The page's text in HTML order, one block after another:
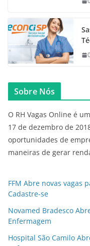
Sobre Nós
O RH Vagas Online é
17 de dezembro de
oportunidades de
maneiras de gerar
FFM Abre novas vagas
Cadastre-se
Novamed Bradesco
Enfermagem
Hospital São Camilo